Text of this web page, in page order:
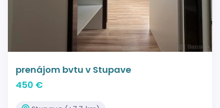
prenájom bvtu v Stupave
450 €